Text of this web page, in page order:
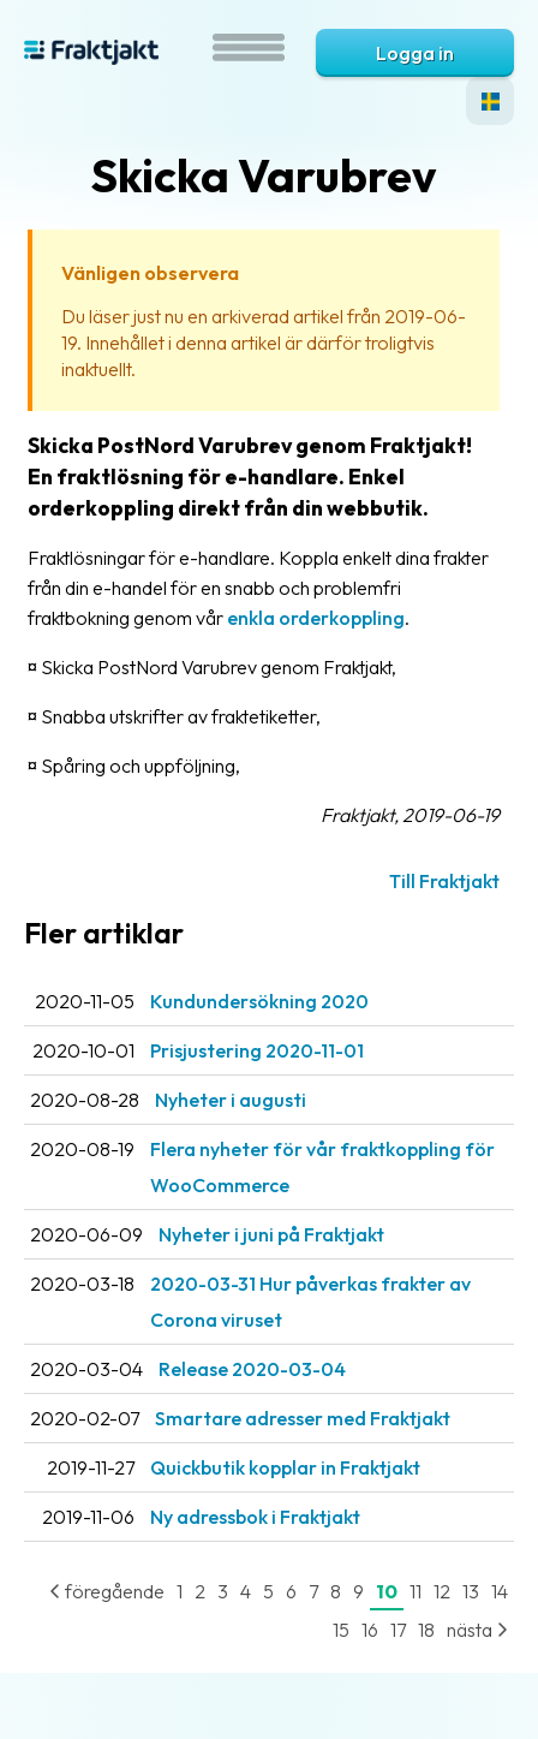
Vad
Hjälp?
Vanliga
frågor
&
svar
Ordlista
Paketering
Frakthandlingar
Upphämtningar
Manualer
Nedladdningar
Streckkodsläsare
Kundtjänst
företaget
Om
Fraktjakt
Pressrum
Medarbetare
karriär
Kontakta
Logga in
Skicka Varubrev
Vänligen observera
Du läser just nu en arkiverad artikel från 2019-06-
19. Innehållet i denna artikel är därför troligtvis
inaktuellt.
Skicka PostNord Varubrev genom Fraktjakt!
En fraktlösning för e-handlare. Enkel
orderkoppling direkt från din webbutik.
Fraktlösningar för e-handlare. Koppla enkelt dina frakter
från din e-handel för en snabb och problemfri
fraktbokning genom vår enkla orderkoppling.
¤ Skicka PostNord Varubrev genom Fraktjakt,
¤ Snabba utskrifter av fraktetiketter,
¤ Spåring och uppföljning,
Fraktjakt, 2019-06-19
Till Fraktjakt
Fler artiklar
2020-11-05 Kundundersökning 2020
2020-10-01 Prisjustering 2020-11-01
2020-08-28 Nyheter i augusti
2020-08-19
Flera nyheter för vår fraktkoppling för
WooCommerce
2020-06-09 Nyheter i juni på Fraktjakt
2020-03-18
2020-03-31 Hur påverkas frakter av
Corona viruset
2020-03-04 Release 2020-03-04
2020-02-07 Smartare adresser med Fraktjakt
2019-11-27 Quickbutik kopplar in Fraktjakt
2019-11-06 Ny adressbok i Fraktjakt
föregående 1 2 3 4 5 6 7 8 9 10 11 12 13 14
15 16 17 18 nästa